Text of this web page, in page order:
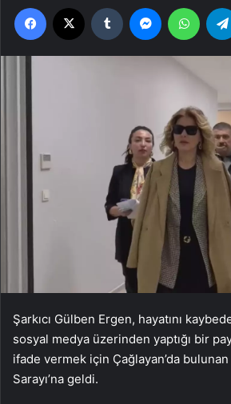
Facebook Tumblr Messenger
Şarkıcı Gülben Ergen, hayatını
sosyal medya üzerinden yaptığı bir
ifade vermek için Çağlayan’da
Sarayı’na geldi.